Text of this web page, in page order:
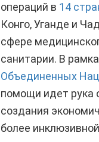
операций в 14
Конго, Уганде и
сфере
санитарии. В
Объединенных
помощи идет рука
создания
более